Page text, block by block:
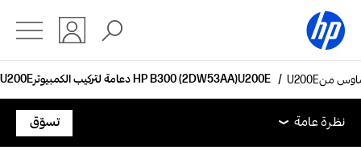
دعامة لتركيب الكمبيوتر HP B300‎ (2DW53AA)
نظرة عامة المواصفات الفنية الملحقات
الدعم
نظرة عامة
تسوّق